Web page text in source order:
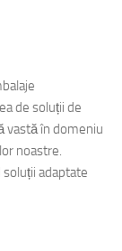
de soluții de
vastă în domeniu
noastre.
adaptate